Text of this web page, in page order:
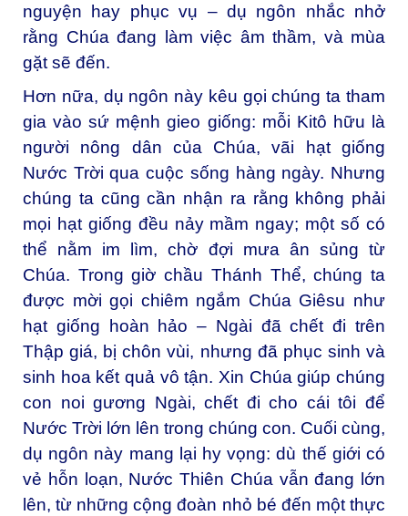
nguyện hay phục vụ – dụ ngôn nhắc nhở
rằng Chúa đang làm việc âm thầm, và mùa
gặt sẽ đến.
Hơn nữa, dụ ngôn này kêu gọi chúng ta tham
gia vào sứ mệnh gieo giống: mỗi Kitô hữu là
người nông dân của Chúa, vãi hạt giống
Nước Trời qua cuộc sống hàng ngày. Nhưng
chúng ta cũng cần nhận ra rằng không phải
mọi hạt giống đều nảy mầm ngay; một số có
thể nằm im lìm, chờ đợi mưa ân sủng từ
Chúa. Trong giờ chầu Thánh Thể, chúng ta
được mời gọi chiêm ngắm Chúa Giêsu như
hạt giống hoàn hảo – Ngài đã chết đi trên
Thập giá, bị chôn vùi, nhưng đã phục sinh và
sinh hoa kết quả vô tận. Xin Chúa giúp chúng
con noi gương Ngài, chết đi cho cái tôi để
Nước Trời lớn lên trong chúng con. Cuối cùng,
dụ ngôn này mang lại hy vọng: dù thế giới có
vẻ hỗn loạn, Nước Thiên Chúa vẫn đang lớn
lên, từ những cộng đoàn nhỏ bé đến một thực